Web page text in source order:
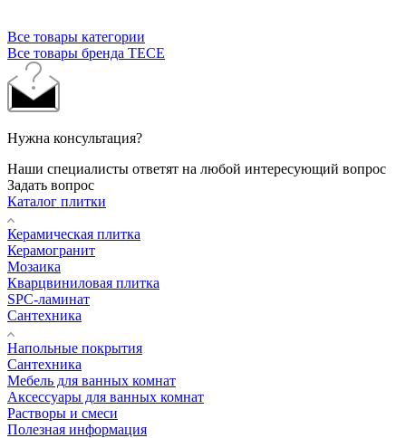
Все товары категории
Все товары бренда TECE
Нужна консультация?
Наши специалисты ответят на любой интересующий вопрос
Задать вопрос
Каталог плитки
Керамическая плитка
Керамогранит
Мозаика
Кварцвиниловая плитка
SPC-ламинат
Сантехника
Напольные покрытия
Сантехника
Мебель для ванных комнат
Аксессуары для ванных комнат
Растворы и смеси
Полезная информация